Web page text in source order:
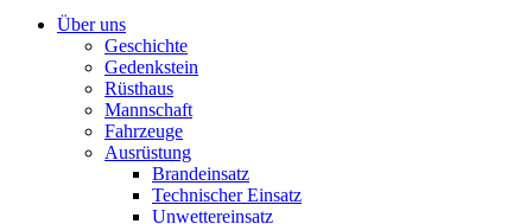
Über uns
Geschichte
Gedenkstein
Rüsthaus
Mannschaft
Fahrzeuge
Ausrüstung
Brandeinsatz
Technischer Einsatz
Unwettereinsatz